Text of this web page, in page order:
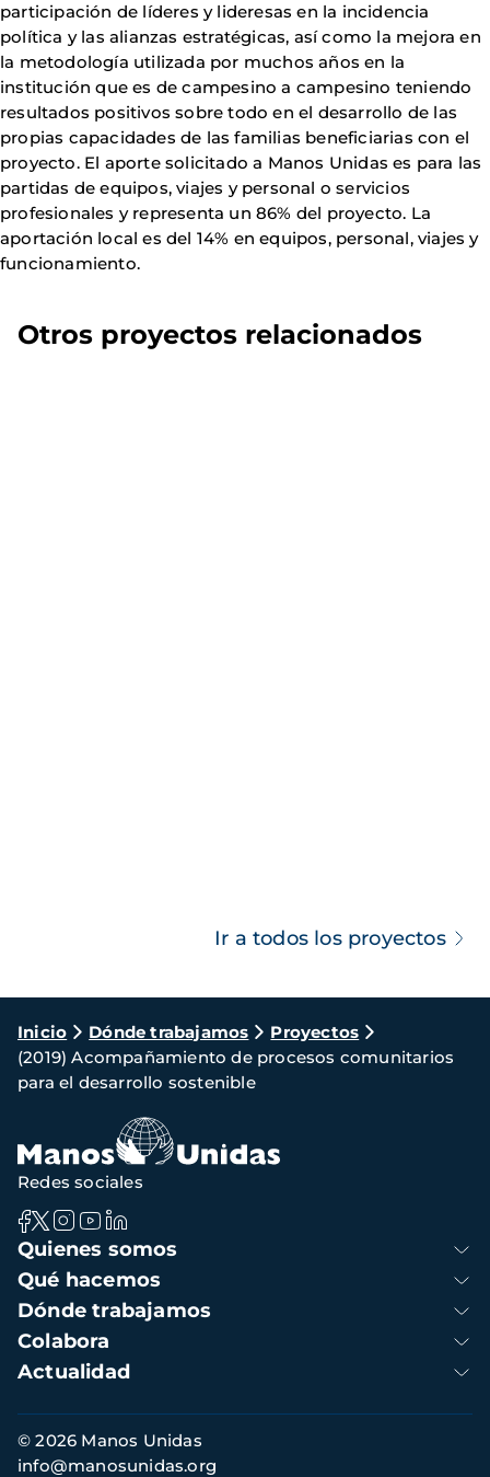
participación de líderes y lideresas en la incidencia
política y las alianzas estratégicas, así como la mejora en
la metodología utilizada por muchos años en la
institución que es de campesino a campesino teniendo
resultados positivos sobre todo en el desarrollo de las
propias capacidades de las familias beneficiarias con el
proyecto. El aporte solicitado a Manos Unidas es para las
partidas de equipos, viajes y personal o servicios
profesionales y representa un 86% del proyecto. La
aportación local es del 14% en equipos, personal, viajes y
funcionamiento.
Otros proyectos relacionados
Ir a todos los proyectos
Ruta
de
navegación
Inicio Dónde trabajamos
Proyectos
(2019) Acompañamiento de procesos comunitarios
para el desarrollo sostenible
Navegación
principal
Quienes somos
Qué hacemos
Dónde trabajamos
Colabora
Actualidad
Redes sociales
Información
de
© 2026 Manos Unidas
info@manosunidas.org